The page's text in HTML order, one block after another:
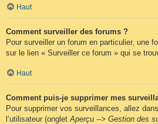
Haut
Comment surveiller des forums ?
Pour surveiller un forum en particulier, une
sur le lien « Surveiller ce forum » qui se
Haut
Comment puis-je supprimer mes
Pour supprimer vos surveillances, allez
l’utilisateur (onglet Aperçu --> Gestion des